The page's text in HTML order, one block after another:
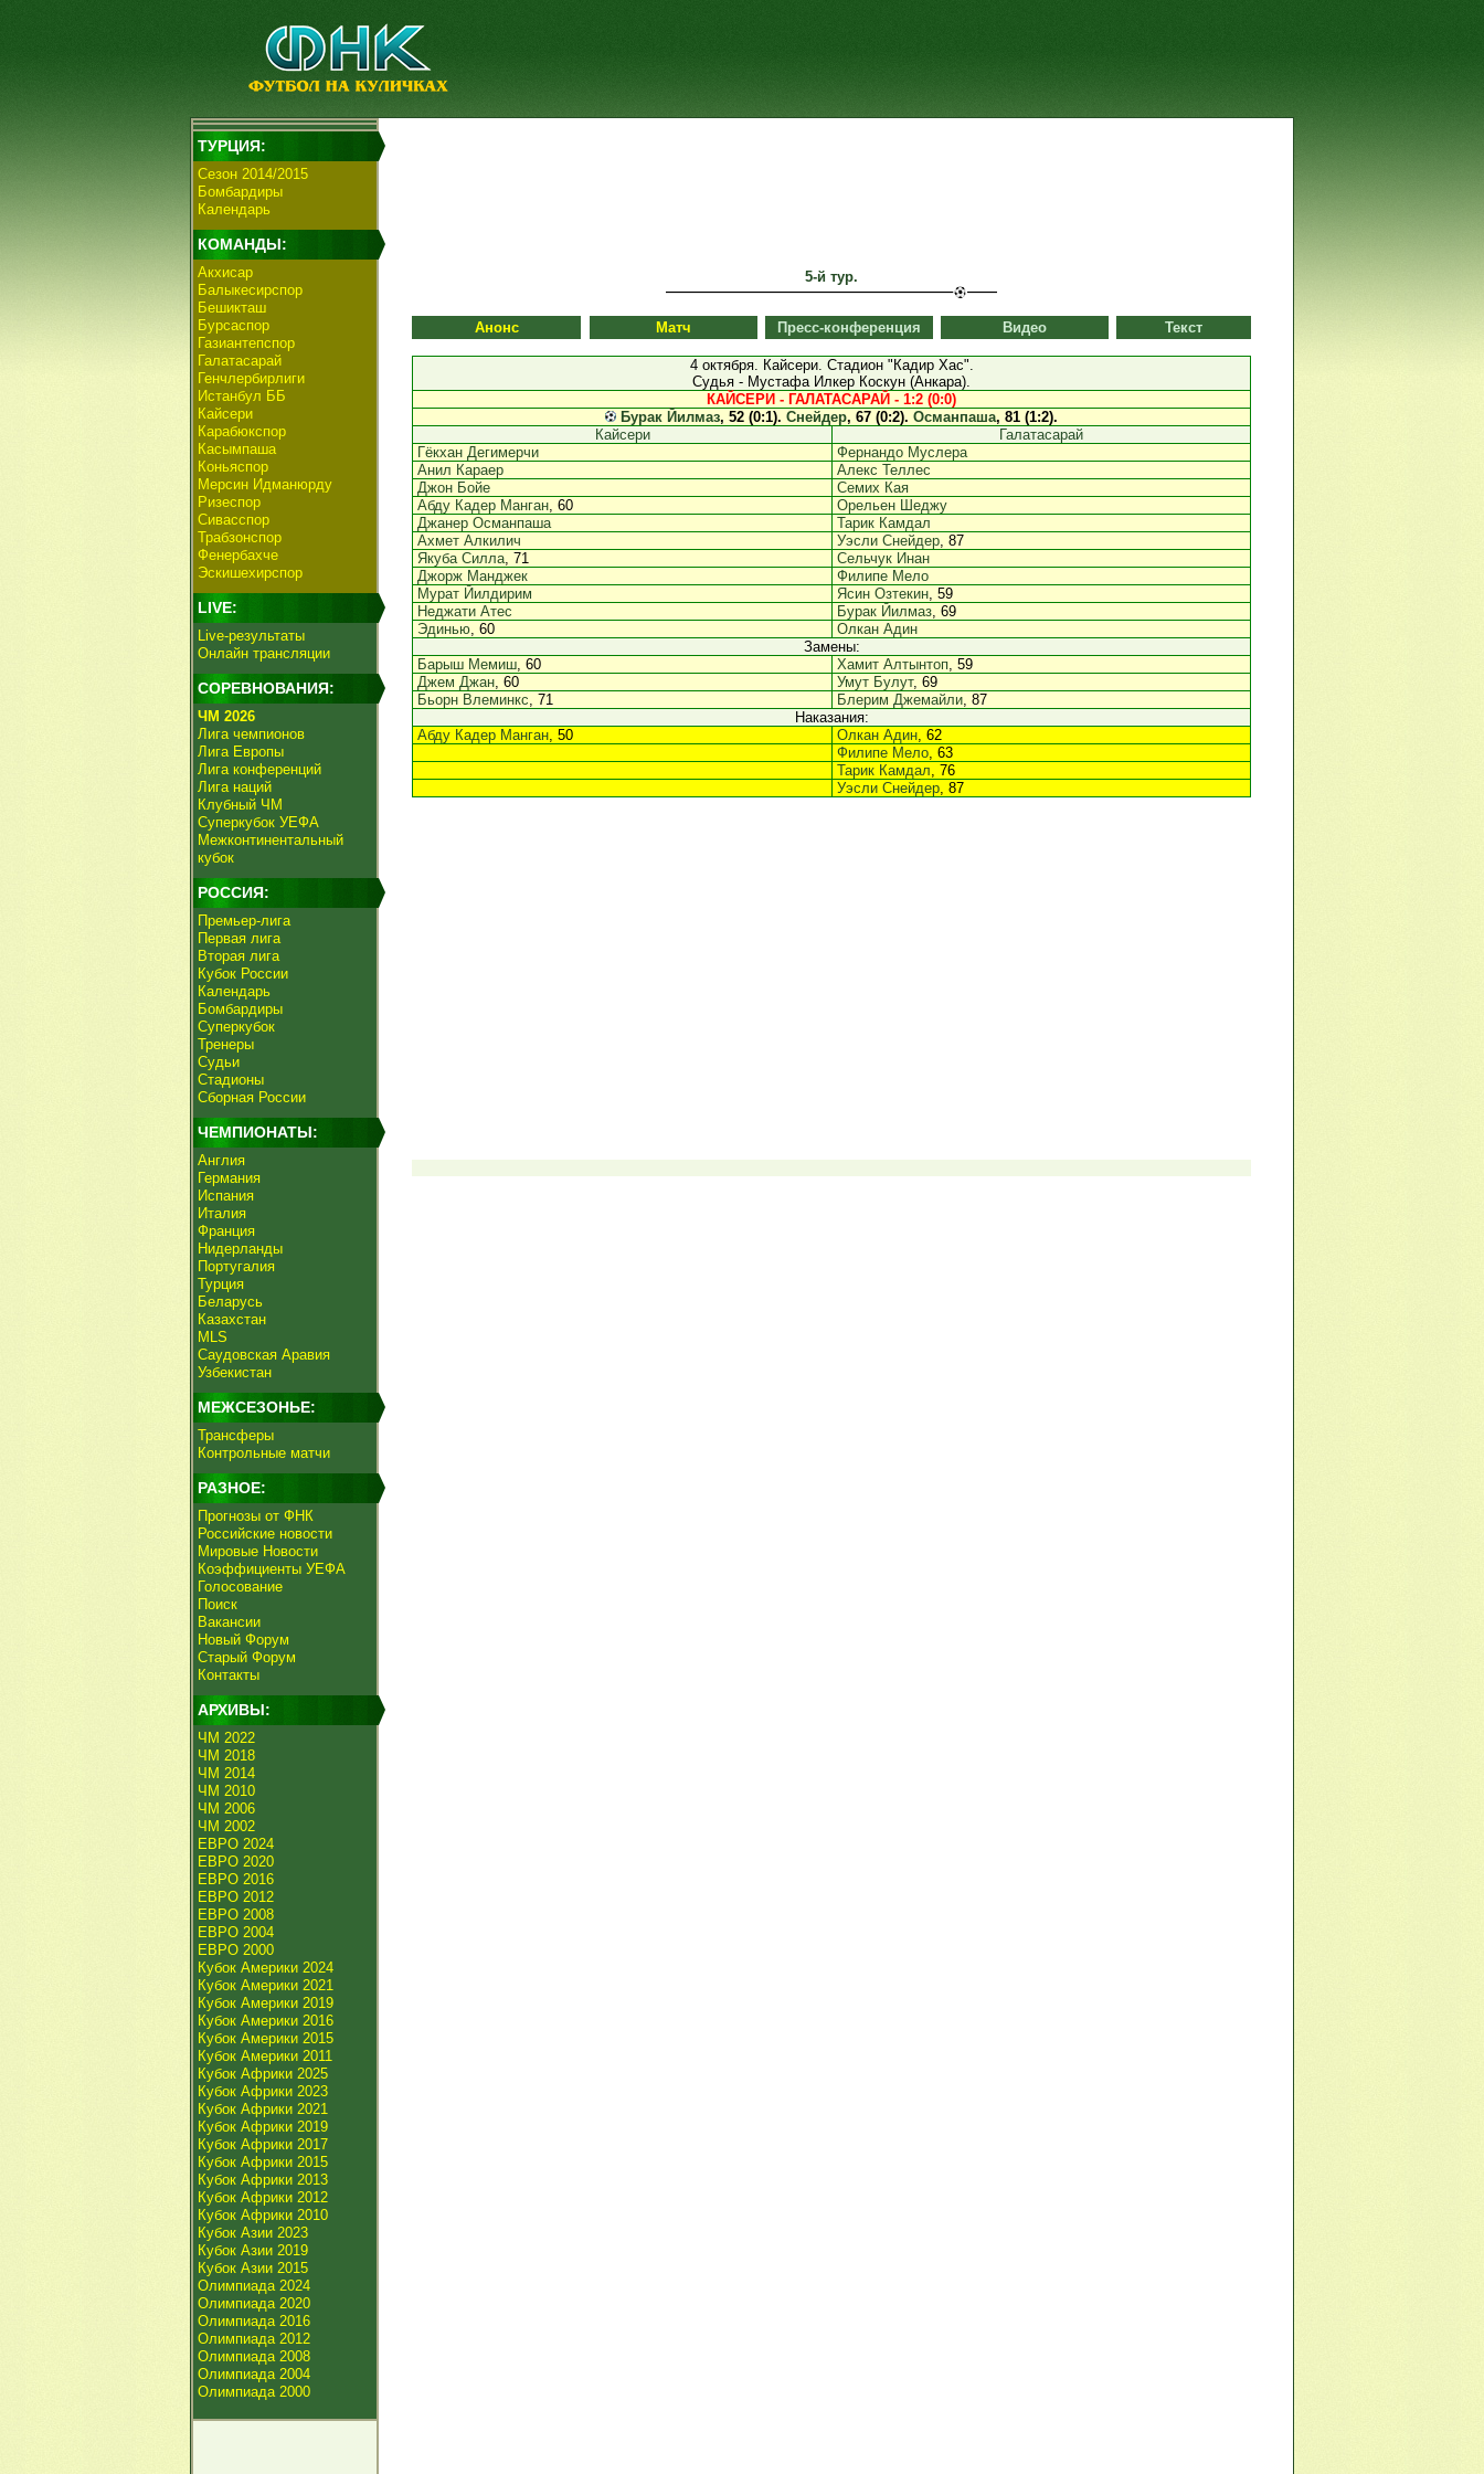
ТУРЦИЯ:
Сезон 2014/2015
Бомбардиры
Календарь
КОМАНДЫ:
Акхисар
Балыкесирспор
Бешикташ
Бурсаспор
Газиантепспор
Галатасарай
Генчлербирлиги
Истанбул ББ
Кайсери
Карабюкспор
Касымпаша
Коньяспор
Мерсин Идманюрду
Ризеспор
Сивасспор
Трабзонспор
Фенербахче
Эскишехирспор
LIVE:
Live-результаты
Онлайн трансляции
СОРЕВНОВАНИЯ:
ЧМ 2026
Лига чемпионов
Лига Европы
Лига конференций
Лига наций
Клубный ЧМ
Суперкубок УЕФА
Межконтинентальный
кубок
РОССИЯ:
Премьер-лига
Первая лига
Вторая лига
Кубок России
Календарь
Бомбардиры
Суперкубок
Тренеры
Судьи
Стадионы
Сборная России
ЧЕМПИОНАТЫ:
Англия
Германия
Испания
Италия
Франция
Нидерланды
Португалия
Турция
Беларусь
Казахстан
MLS
Саудовская Аравия
Узбекистан
МЕЖСЕЗОНЬЕ:
Трансферы
Контрольные матчи
РАЗНОЕ:
Прогнозы от ФНК
Российские новости
Мировые Новости
Коэффициенты УЕФА
Голосование
Поиск
Вакансии
Новый Форум
Старый Форум
Контакты
АРХИВЫ:
ЧМ 2022
ЧМ 2018
ЧМ 2014
ЧМ 2010
ЧМ 2006
ЧМ 2002
ЕВРО 2024
ЕВРО 2020
ЕВРО 2016
ЕВРО 2012
ЕВРО 2008
ЕВРО 2004
ЕВРО 2000
Кубок Америки 2024
Кубок Америки 2021
Кубок Америки 2019
Кубок Америки 2016
Кубок Америки 2015
Кубок Америки 2011
Кубок Африки 2025
Кубок Африки 2023
Кубок Африки 2021
Кубок Африки 2019
Кубок Африки 2017
Кубок Африки 2015
Кубок Африки 2013
Кубок Африки 2012
Кубок Африки 2010
Кубок Азии 2023
Кубок Азии 2019
Кубок Азии 2015
Олимпиада 2024
Олимпиада 2020
Олимпиада 2016
Олимпиада 2012
Олимпиада 2008
Олимпиада 2004
Олимпиада 2000
5-й тур.
Анонс Матч Пресс-конференция Видео Текст
4 октября. Кайсери. Стадион "Кадир Хас".
Судья - Мустафа Илкер Коскун (Анкара).
КАЙСЕРИ - ГАЛАТАСАРАЙ - 1:2 (0:0)
Бурак Йилмаз, 52 (0:1). Снейдер, 67 (0:2). Османпаша, 81 (1:2).
Кайсери
Галатасарай
Гёкхан Дегимерчи
Фернандо Муслера
Анил Караер
Алекс Теллес
Джон Бойе
Семих Кая
Абду Кадер Манган, 60
Орельен Шеджу
Джанер Османпаша
Тарик Камдал
Ахмет Алкилич
Уэсли Снейдер, 87
Якуба Силла, 71
Сельчук Инан
Джорж Манджек
Филипе Мело
Мурат Йилдирим
Ясин Озтекин, 59
Неджати Атес
Бурак Йилмаз, 69
Эдинью, 60
Олкан Адин
Замены:
Барыш Мемиш, 60 Хамит Алтынтоп, 59
Джем Джан, 60 Умут Булут, 69
Бьорн Влеминкс, 71 Блерим Джемайли, 87
Наказания:
Абду Кадер Манган, 50 Олкан Адин, 62
Филипе Мело, 63
Тарик Камдал, 76
Уэсли Снейдер, 87